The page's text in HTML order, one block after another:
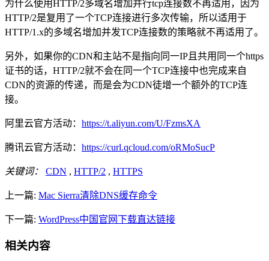
为什么使用HTTP/2多域名增加并行tcp连接数不再适用，因为
HTTP/2是复用了一个TCP连接进行多次传输，所以适用于
HTTP/1.x的多域名增加并发TCP连接数的策略就不再适用了。
另外，如果你的CDN和主站不是指向同一IP且共用同一个https
证书的话，HTTP/2就不会在同一个TCP连接中也完成来自
CDN的资源的传递，而是会为CDN徒增一个额外的TCP连
接。
阿里云官方活动： https://t.aliyun.com/U/FzmsXA
腾讯云官方活动： https://curl.qcloud.com/oRMoSucP
关键词： CDN , HTTP/2 , HTTPS
上一篇: Mac Sierra清除DNS缓存命令
下一篇: WordPress中国官网下载直达链接
相关内容